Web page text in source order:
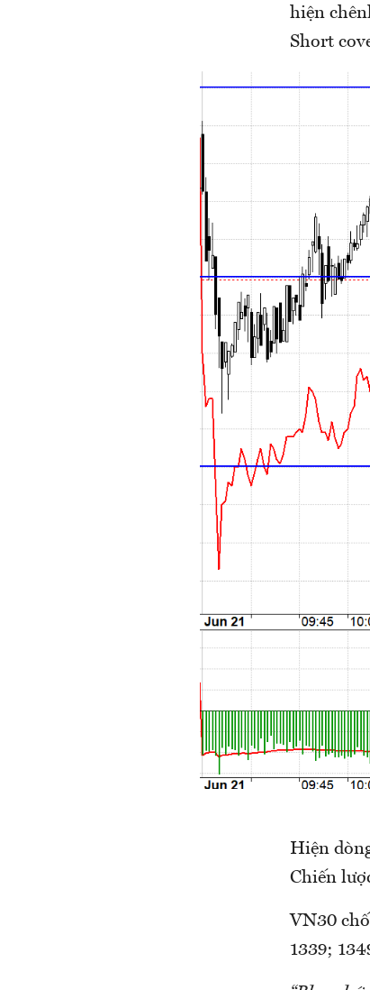
hiện
Short
Hiện
Chiến
VN30
1339;